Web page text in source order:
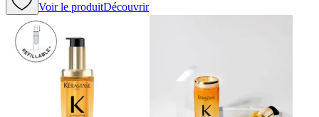
Voir le produitDécouvrir